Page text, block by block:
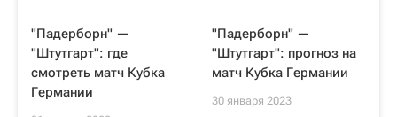
"Падерборн" —
"Штутгарт": где
смотреть матч Кубка
Германии
"Падерборн" —
"Штутгарт": прогноз на
матч Кубка Германии
30 января 2023